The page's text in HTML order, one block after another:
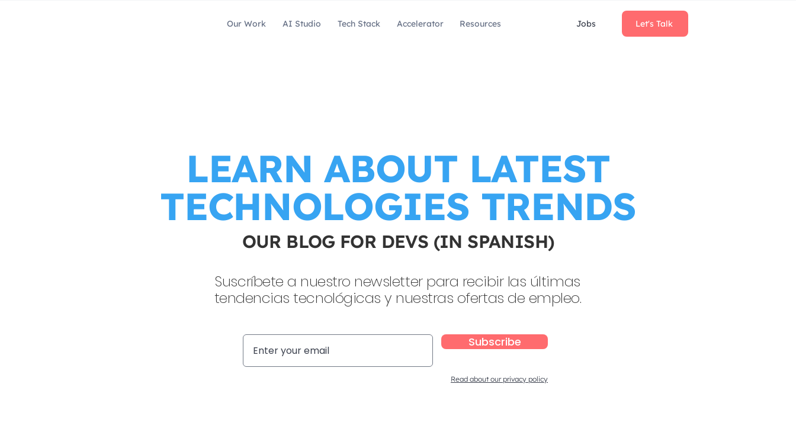
Our Work AI Studio Tech Stack Accelerator Resources Jobs Let's Talk
LEARN ABOUT LATEST
TECHNOLOGIES TRENDS
OUR BLOG FOR DEVS (IN SPANISH)
Suscríbete a nuestro newsletter para recibir las últimas
tendencias tecnológicas y nuestras ofertas de empleo.
Subscribe
Read about our privacy policy